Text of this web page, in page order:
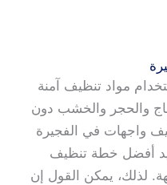
مواد تنظيف آمنة
والحجر والخشب دون
واجهات في الفجيرة
أفضل خطة تنظيف
لذلك، يمكن القول إن